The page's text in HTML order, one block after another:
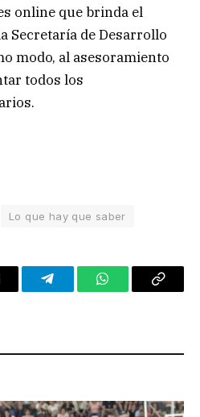
online que brinda el
Secretaría de Desarrollo
modo, al asesoramiento
todos los
Lo que hay que saber
TelegramWhatsAppCopy